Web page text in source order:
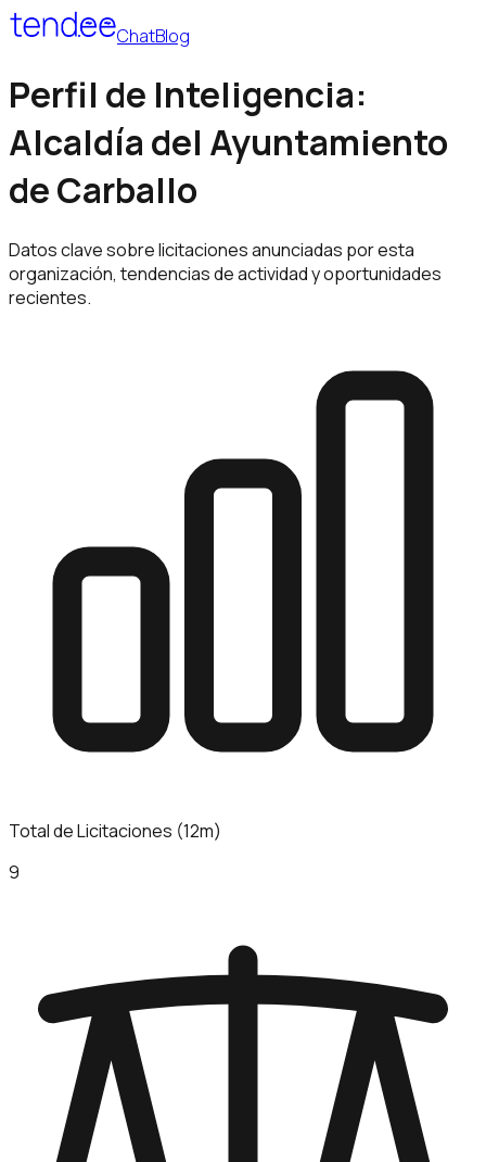
ChatBlog
Perfil de Inteligencia:
Alcaldía del Ayuntamiento
de Carballo
Datos clave sobre licitaciones anunciadas por esta
organización, tendencias de actividad y oportunidades
recientes.
Total de Licitaciones (12m)
9